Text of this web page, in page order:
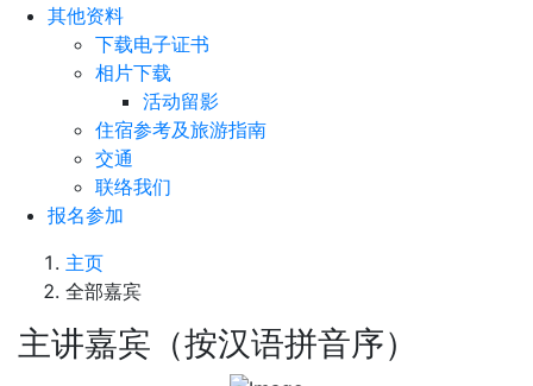
其他资料
下载电子证书
相片下载
活动留影
住宿参考及旅游指南
交通
联络我们
报名参加
主页
全部嘉宾
主讲嘉宾（按汉语拼音序）